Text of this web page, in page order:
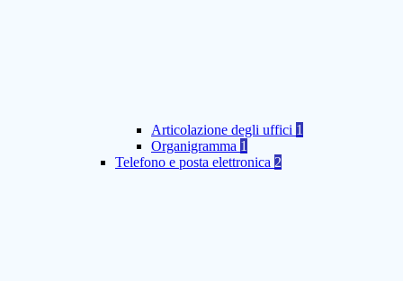
Articolazione degli uffici 1
Organigramma 1
Telefono e posta elettronica 2